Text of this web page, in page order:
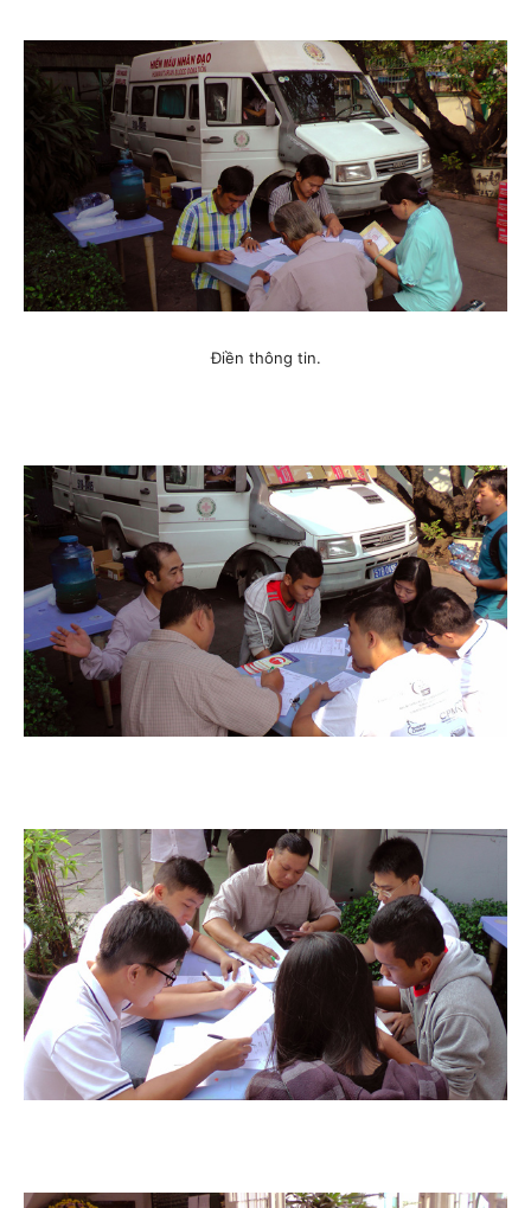
Điền thông tin.